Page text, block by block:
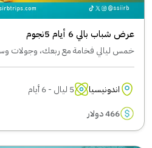
عرض شباب بالي 6 أيام 5نجوم
خمس ليالي فخامة مع ربعك، وجولات
اندونيسيا
5 ليال - 6 أيام
466 دولار